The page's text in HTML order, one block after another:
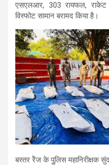
एसएलआर, 303 रायफल, राकेट
विस्फोट सामान बरामद किया है।
बस्तर रेेंज के पुुलिस महानिरीक्षक